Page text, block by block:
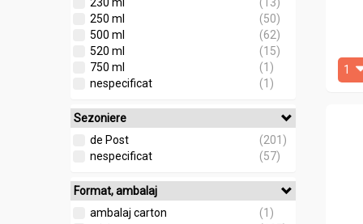
250 ml
(50)
500 ml
(62)
520 ml
(15)
750 ml
(1)
nespecificat
(1)
Sezoniere
de Post
(201)
nespecificat
(57)
Format, ambalaj
ambalaj carton
(1)